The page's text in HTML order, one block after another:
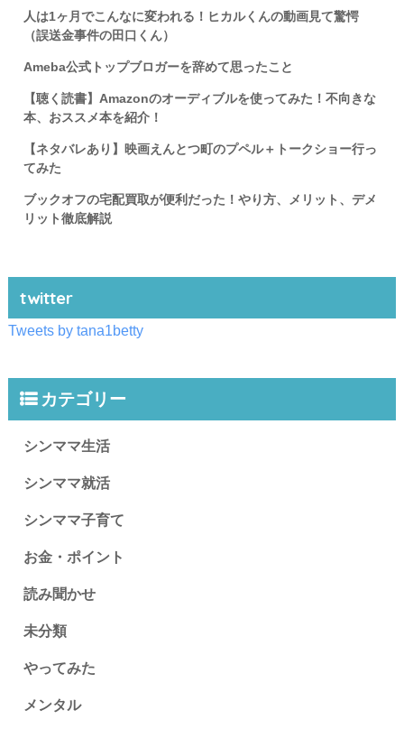
人は1ヶ月でこんなに変われる！ヒカルくんの動画見て驚愕
（誤送金事件の田口くん）
Ameba公式トップブロガーを辞めて思ったこと
【聴く読書】Amazonのオーディブルを使ってみた！不向きな
本、おススメ本を紹介！
【ネタバレあり】映画えんとつ町のプペル＋トークショー行っ
てみた
ブックオフの宅配買取が便利だった！やり方、メリット、デメ
リット徹底解説
twitter
Tweets by tana1betty
カテゴリー
シンママ生活
シンママ就活
シンママ子育て
お金・ポイント
読み聞かせ
未分類
やってみた
メンタル